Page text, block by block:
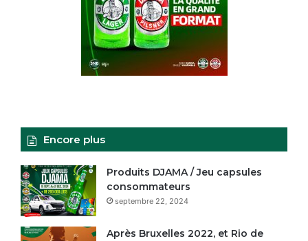
Encore plus
Produits DJAMA / Jeu capsules
consommateurs
septembre 22, 2024
Après Bruxelles 2022, et Rio de